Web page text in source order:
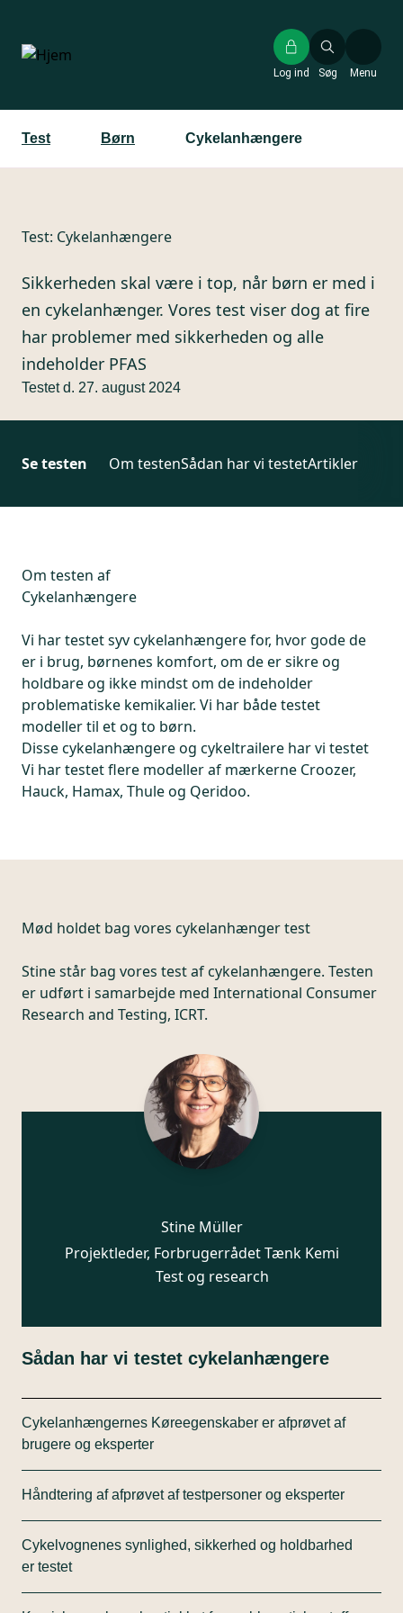
hovedindhold
Søg
Log ind Menu
Test Børn Cykelanhængere
Test: Cykelanhængere
Sikkerheden skal være i top, når børn er med i
en cykelanhænger. Vores test viser dog at fire
har problemer med sikkerheden og alle
indeholder PFAS
Testet d. 27. august 2024
Se testen Om testenSådan har vi testetArtikler
Om testen af
Cykelanhængere
Vi har testet syv cykelanhængere for, hvor gode de
er i brug, børnenes komfort, om de er sikre og
holdbare og ikke mindst om de indeholder
problematiske kemikalier. Vi har både testet
modeller til et og to børn.
Disse cykelanhængere og cykeltrailere har vi testet
Vi har testet flere modeller af mærkerne Croozer,
Hauck, Hamax, Thule og Qeridoo.
Mød holdet bag vores cykelanhænger test
Stine står bag vores test af cykelanhængere. Testen
er udført i samarbejde med International ­Consumer
Research and Testing, ICRT.
Stine Müller
Projektleder, Forbrugerrådet Tænk Kemi
Test og research
Sådan har vi testet cykelanhængere
Cykelanhængernes Køreegenskaber er afprøvet af
brugere og eksperter
testpersoner samt en laboratorieekspert, der både
har kørt og gået med anhængerne. Anhængerne er
afprøvet ved kørsel lige ud, i sving og ned ad bakker.
Håndtering af afprøvet af testpersoner og eksperter
afprøvet og bedømt af de 5 testpersoner samt
laboratorieekspert fx op- og nedklapning af
anhængeren, omdannelse fra anhænger til gåvogn,
Cykelvognenes synlighed, sikkerhed og holdbarhed
er testet